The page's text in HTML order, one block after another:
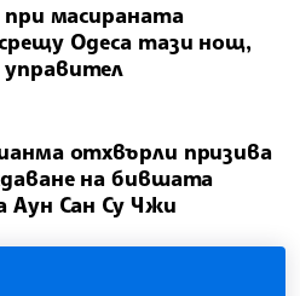
масираната
Одеса тази нощ,
отхвърли призива
на бившата
Аун Сан Су Чжи